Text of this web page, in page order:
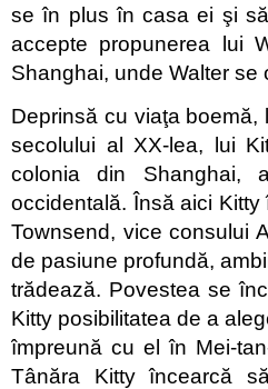
se în plus în casa ei şi
accepte propunerea lui
Shanghai, unde Walter
Deprinsă cu viaţa boemă,
secolului al XX-lea, lui
colonia din Shanghai,
occidentală. Însă aici
Townsend, vice consului
de pasiune profundă,
trădează. Povestea se
Kitty posibilitatea de a
împreună cu el în Mei-
Tânăra Kitty încearcă